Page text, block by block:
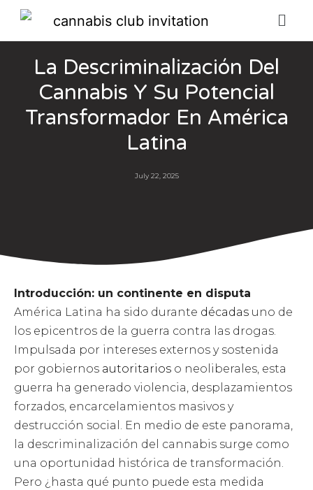
La Descriminalización Del
Cannabis Y Su Potencial
Transformador En América
Latina
July 22, 2025
Introducción: un continente en disputa
América Latina ha sido durante décadas uno de
los epicentros de la guerra contra las drogas.
Impulsada por intereses externos y sostenida
por gobiernos autoritarios o neoliberales, esta
guerra ha generado violencia, desplazamientos
forzados, encarcelamientos masivos y
destrucción social. En medio de este panorama,
la descriminalización del cannabis surge como
una oportunidad histórica de transformación.
Pero ¿hasta qué punto puede esta medida